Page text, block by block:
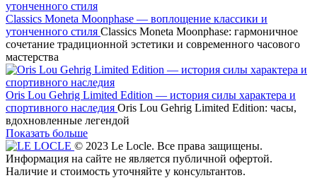
Classics Moneta Moonphase — воплощение классики и
утонченного стиля Classics Moneta Moonphase: гармоничное
сочетание традиционной эстетики и современного часового
мастерства
Oris Lou Gehrig Limited Edition — история силы характера и
спортивного наследия Oris Lou Gehrig Limited Edition: часы,
вдохновленные легендой
Показать больше
© 2023 Le Locle. Все права защищены.
Информация на сайте не является публичной офертой.
Наличие и стоимость уточняйте у консультантов.